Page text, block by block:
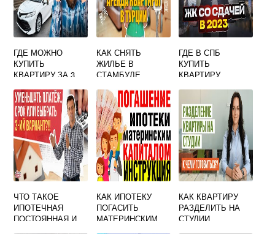
ГДЕ МОЖНО
КУПИТЬ
КВАРТИРУ ЗА 3
ПОДМОСКОВЬЕ
КАК СНЯТЬ
ЖИЛЬЕ В
СТАМБУЛЕ
ГДЕ В СПБ
КУПИТЬ
КВАРТИРУ
ЧТО ТАКОЕ
ИПОТЕЧНАЯ
ПОСТОЯННАЯ И
КАК ИПОТЕКУ
ПОГАСИТЬ
МАТЕРИНСКИМ
КАК КВАРТИРУ
РАЗДЕЛИТЬ НА
СТУДИИ